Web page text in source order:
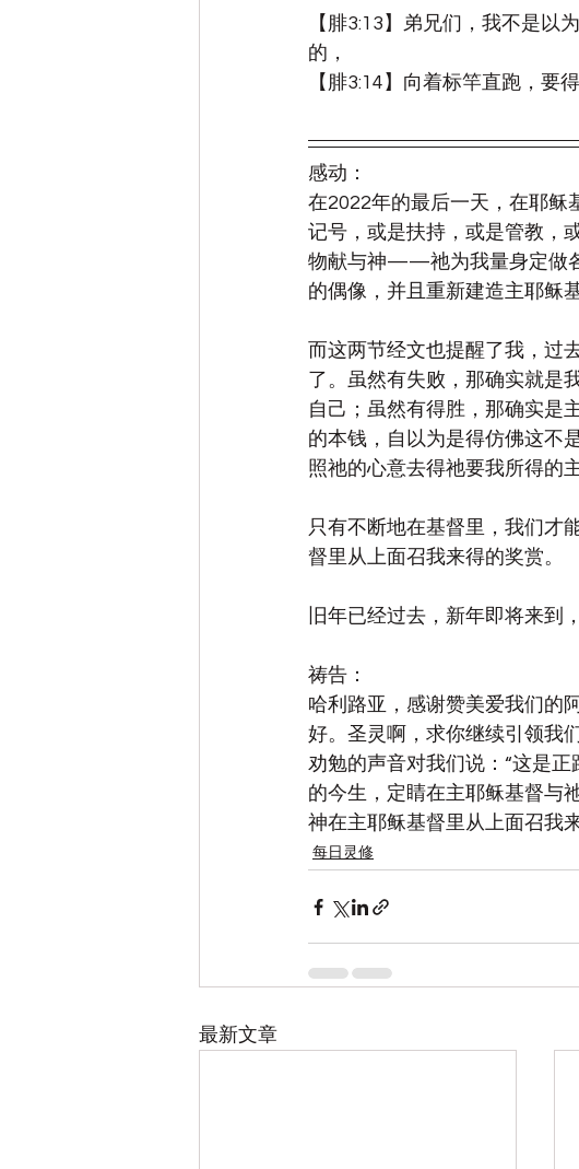
【腓3:13】弟兄们，我不是以
的，
【腓3:14】向着标竿直跑，要
感动：
在2022年的最后一天，在耶稣
记号，或是扶持，或是管教，
物献与神——祂为我量身定做
的偶像，并且重新建造主耶稣
而这两节经文也提醒了我，过
了。虽然有失败，那确实就是
自己；虽然有得胜，那确实是
的本钱，自以为是得仿佛这不
照祂的心意去得祂要我所得的
只有不断地在基督里，我们才
督里从上面召我来得的奖赏。
旧年已经过去，新年即将来到
祷告：
哈利路亚，感谢赞美爱我们的
好。圣灵啊，求你继续引领我
劝勉的声音对我们说：“这是
的今生，定睛在主耶稣基督与
神在主耶稣基督里从上面召我
每日灵修
最新文章